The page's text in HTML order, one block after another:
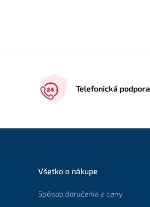
Telefonická podpora
Všetko o nákupe
Spôsob doručenia a ceny